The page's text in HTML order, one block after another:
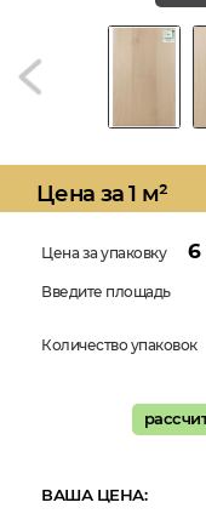
Цена за 1 м²
Цена за упаковку 6
Введите площадь
Количество упаковок
ВАША ЦЕНА: